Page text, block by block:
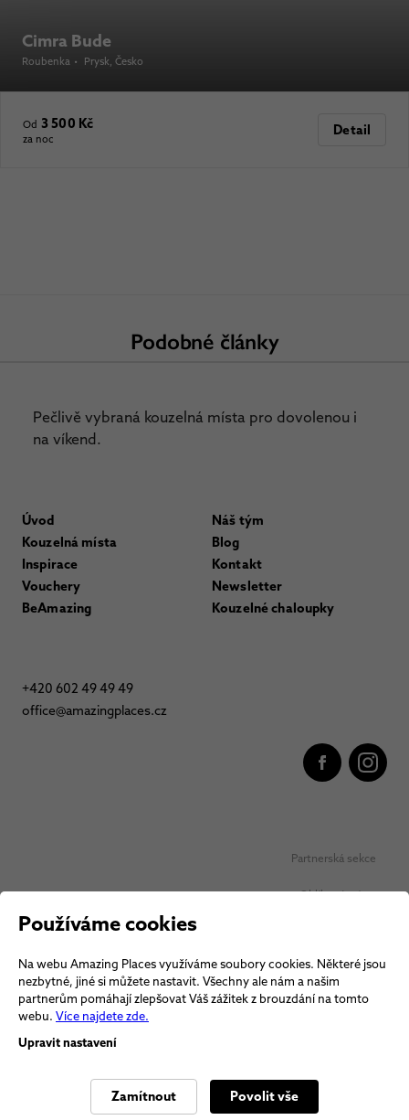
Cimra Bude
Roubenka • Prysk, Česko
Od 3 500 Kč
za noc
Detail
Podobné články
Pečlivě vybraná kouzelná místa pro dovolenou i
na víkend.
Úvod
Kouzelná místa
Inspirace
Vouchery
BeAmazing
Náš tým
Blog
Kontakt
Newsletter
Kouzelné chaloupky
+420 602 49 49 49
office@amazingplaces.cz
© 2026 Amazing Places
Partnerská sekce
Oblíbená místa
Obchodní podmínky Vouchery
Obchodní podmínky
Používáme cookies
Na webu Amazing Places využíváme soubory cookies. Některé jsou
nezbytné, jiné si můžete nastavit. Všechny ale nám a našim
partnerům pomáhají zlepšovat Váš zážitek z brouzdání na tomto
webu. Více najdete zde.
Upravit nastavení
Zamítnout Povolit vše